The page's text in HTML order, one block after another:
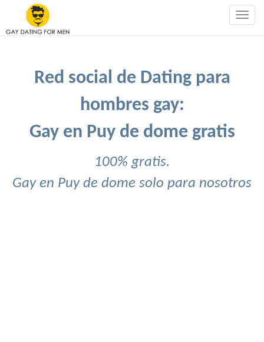
Red social de Dating para
hombres gay:
Gay en Puy de dome gratis
100% gratis.
Gay en Puy de dome solo para nosotros